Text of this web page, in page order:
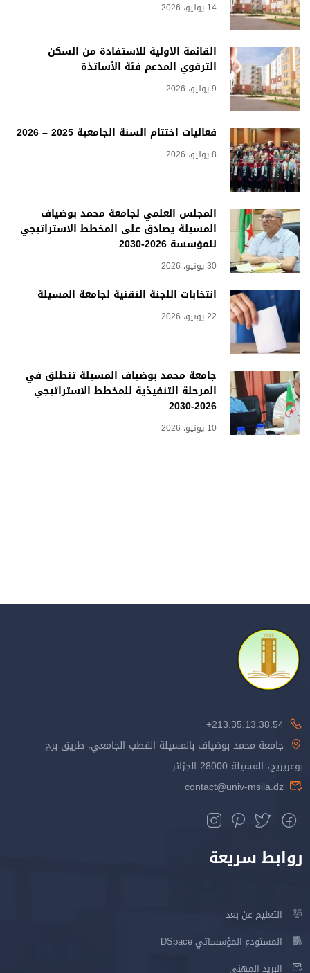
14 يوليو، 2026
القائمة الأولية للاستفادة من السكن
الترقوي المدعم فئة الأساتذة
9 يوليو، 2026
فعاليات اختتام السنة الجامعية 2025 – 2026
8 يوليو، 2026
المجلس العلمي لجامعة محمد بوضياف
المسيلة يصادق على المخطط الاستراتيجي
للمؤسسة 2026-2030
30 يونيو، 2026
انتخابات اللجنة التقنية لجامعة المسيلة
22 يونيو، 2026
جامعة محمد بوضياف المسيلة تنطلق في
المرحلة التنفيذية للمخطط الاستراتيجي
2026-2030
10 يونيو، 2026
213.35.13.38.54+
جامعة محمد بوضياف بالمسيلة القطب الجامعي، طريق برج
بوعريريج، المسيلة 28000 الجزائر
contact@univ-msila.dz
روابط سريعة
التعليم عن بعد
المستودع المؤسساتي DSpace
البريد المهني